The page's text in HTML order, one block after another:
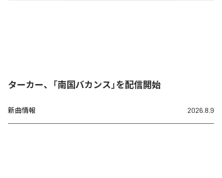
ターカー、「南国バカンス」を配信開始
新曲情報 2026.8.9